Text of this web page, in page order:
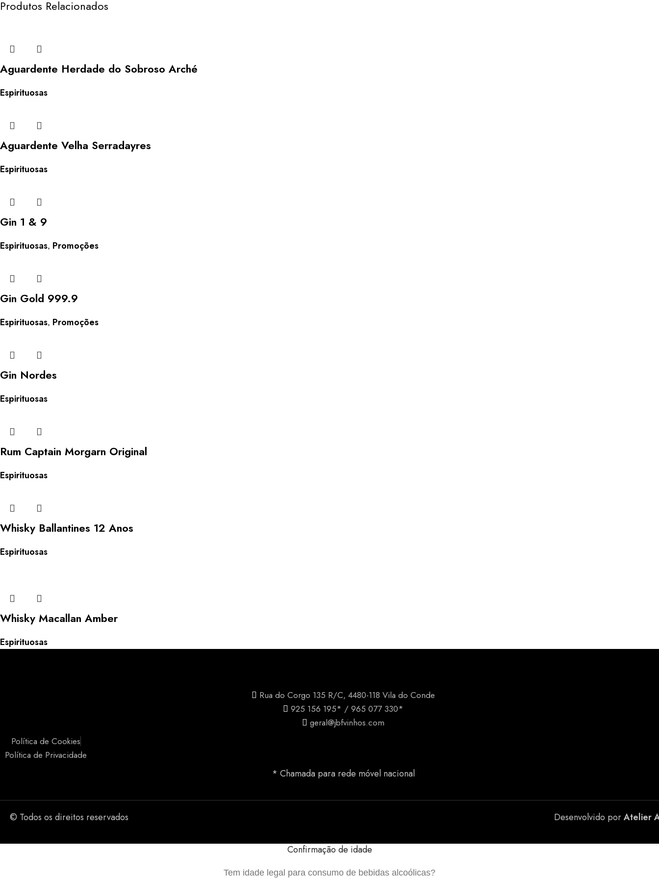
Produtos Relacionados
Aguardente Herdade do Sobroso Arché
Espirituosas
Aguardente Velha Serradayres
Espirituosas
Gin 1 & 9
Espirituosas, Promoções
Gin Gold 999.9
Espirituosas, Promoções
Gin Nordes
Espirituosas
Rum Captain Morgarn Original
Espirituosas
Whisky Ballantines 12 Anos
Espirituosas
Whisky Macallan Amber
Espirituosas
Rua do Corgo 135 R/C, 4480-118 Vila do Conde
925 156 195* / 965 077 330*
geral@jbfvinhos.com
Política de Cookies
Política de Privacidade
* Chamada para rede móvel nacional
© Todos os direitos reservados Desenvolvido porAtelier
Confirmação de idade
Tem idade legal para consumo de bebidas alcoólicas?